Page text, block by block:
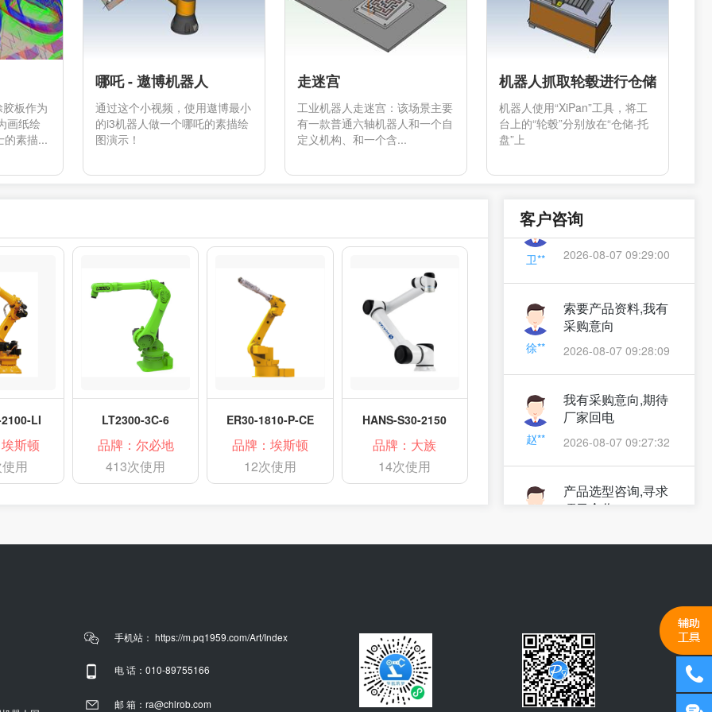
板作为
画纸绘
的素描...
哪吒 - 遨博机器人
通过这个小视频，使用遨博最小
的i3机器人做一个哪吒的素描绘
图演示！
走迷宫
工业机器人走迷宫：该场景主要
有一款普通六轴机器人和一个自
定义机构、和一个含...
机器人抓取轮毂进行仓储
机器人使用“XiPan”工具，将工
台上的“轮毂”分别放在“仓储-托
盘”上
LI
斯顿
用
LT2300-3C-6
品牌：尔必地
413次使用
ER30-1810-P-CE
品牌：埃斯顿
12次使用
HANS-S30-2150
品牌：大族
14次使用
客户咨询
卫**
产品方案咨询
徐**
索要产品资料,我有
采购意向
2026-08-07 09:28:09
赵**
我有采购意向,期待
厂家回电
2026-08-07 09:27:32
产品选型咨询,寻求
项目合作
2026-08-07 09:23:31
卢**
我有采购意向
2026-08-07 09:20:50
手机站： https://m.pq1959.com/Art/Index
电 话：010-89755166
邮 箱：ra@chlrob.com